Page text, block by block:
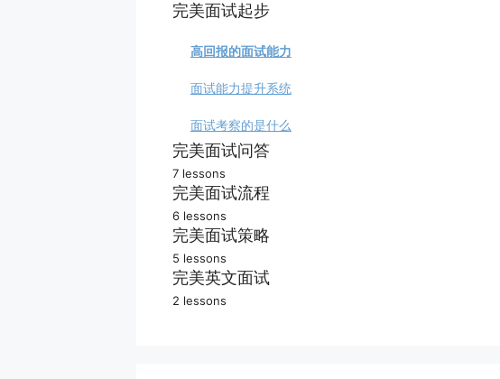
完美面试起步
高回报的面试能力
面试能力提升系统
面试考察的是什么
完美面试问答
面试难题回答框架
请做一个自我介绍
说说你的最大弱点
你曾如何面对挑战
7 lessons
完美面试流程
如何进行面试预约
如何有效准备面试
面试三种类型选择
6 lessons
完美面试策略
找到你的竞争优势
5 lessons
完美英文面试
2 lessons